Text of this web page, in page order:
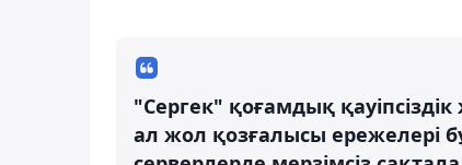
"Сергек" қоғамдық
ал жол қозғалысы ережелері